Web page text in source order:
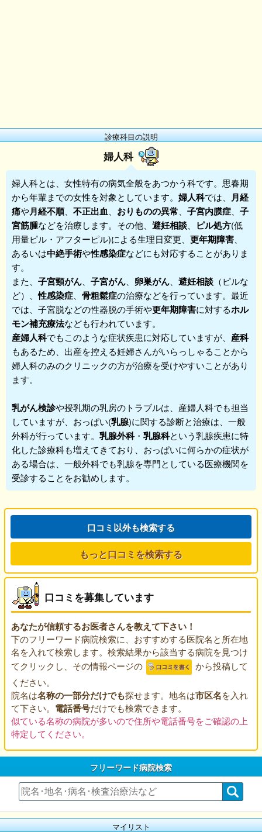
診療科目の説明
婦人科
婦人科とは、女性特有の病気全般をあつかう科です。思春期
から年輩までの女性を対象としています。 婦人科では、 月経
痛や月経不順、 不正出血 おりものの異常 子宮内膜症
子
宮筋腫などを治療します。その他、 避妊相談 ピル処方(低
用量ピル・アフターピル)による生理日変更、 更年期障害
あるいは中絶手術や性感染症などにも対応することがありま
す。
また、 子宮頸がん 子宮がん 卵巣がん 避妊相談 （ピルな
ど）、性感染症 骨粗鬆症の治療などを行っています。最近
では、子宮脱などの性器脱の手術や更年期障害に対するホル
モン補充療法なども行われています。
産婦人科でもこのような症状疾患に対応していますが、 産科
もあるため、出産を控える妊婦さんがいらっしゃることから
婦人科のみのクリニックの方が治療を受けやすいことがあり
ます。
乳がん検診や授乳期の乳房のトラブルは、産婦人科でも担当
していますが、おっぱい(乳腺)に関する診断と治療は、一般
外科が行っています。 乳腺外科・ 乳腺科という乳腺疾患に特
化した診療科も増えてきており、おっぱいに何らかの症状が
ある場合は、一般外科でも乳腺を専門としている医療機関を
受診することをお勧めします。
口コミ以外も検索する
もっと口コミを検索する
口コミを募集しています
あなたが信頼するお医者さんを教えて下さい！
下のフリーワード病院検索に、おすすめする医院名と所在地
名を入れて検索します。検索結果から該当する病院を見つけ
てクリックし、その情報ページの
から投稿して
ください。
院名は名称の一部分だけでも探せます。地名は市区名を入れ
て下さい。 電話番号だけでも検索できます。
似ている名称の病院が多いので住所や電話番号をご確認の上
特定してください。
フリーワード病院検索
マイリスト